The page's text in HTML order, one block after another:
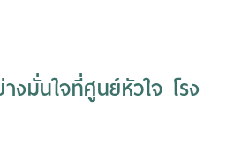
งมั่นใจที่ศูนย์หัวใจ โรง